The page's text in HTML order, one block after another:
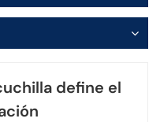
define el